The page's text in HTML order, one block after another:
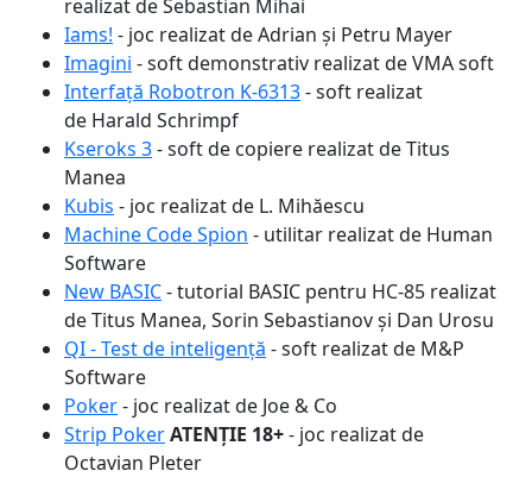
realizat de Sebastian Mihai
Iams! - joc realizat de Adrian și Petru Mayer
Imagini - soft demonstrativ realizat de VMA soft
Interfață Robotron K-6313- soft realizat
de Harald Schrimpf
Kseroks 3- soft de copiere realizat de Titus
Manea
Kubis - joc realizat de L. Mihăescu
Machine Code Spion - utilitar realizat de Human
Software
New BASIC- tutorial BASIC pentru HC-85 realizat
de Titus Manea, Sorin Sebastianov și Dan Urosu
QI - Test de inteligență - soft realizat de M&P
Software
Poker- joc realizat de Joe & Co
Strip PokerATENȚIE 18+- joc realizat de
Octavian Pleter